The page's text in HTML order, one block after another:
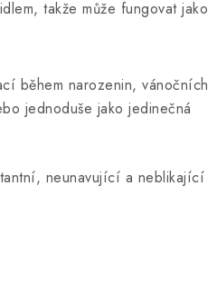
takže může fungovat jako
během narozenin, vánočních
jednoduše jako jedinečná
neunavující a neblikající